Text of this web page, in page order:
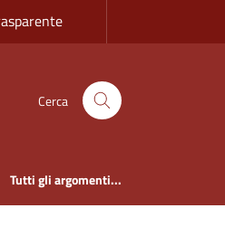
Cerca
Tutti gli argomenti...